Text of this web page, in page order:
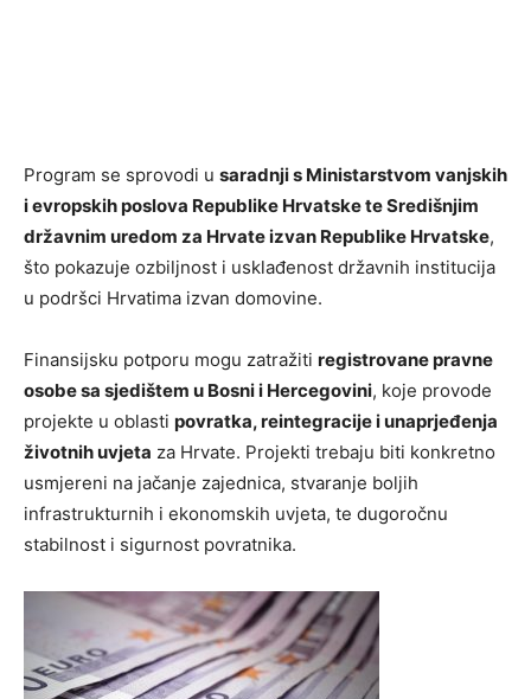
Program se sprovodi u saradnji s Ministarstvom vanjskih
i evropskih poslova Republike Hrvatske te Središnjim
državnim uredom za Hrvate izvan Republike Hrvatske,
što pokazuje ozbiljnost i usklađenost državnih institucija
u podršci Hrvatima izvan domovine.
Finansijsku potporu mogu zatražiti registrovane pravne
osobe sa sjedištem u Bosni i Hercegovini, koje provode
projekte u oblasti povratka, reintegracije i unaprjeđenja
životnih uvjeta za Hrvate. Projekti trebaju biti konkretno
usmjereni na jačanje zajednica, stvaranje boljih
infrastrukturnih i ekonomskih uvjeta, te dugoročnu
stabilnost i sigurnost povratnika.